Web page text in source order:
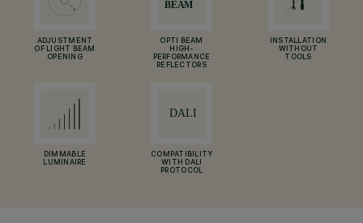
ADJUSTMENT
OF LIGHT BEAM
OPENING
OPTI BEAM
HIGH-
PERFORMANCE
REFLECTORS
INSTALLATION
WITHOUT
TOOLS
DIMMABLE
LUMINAIRE
COMPATIBILITY
WITH DALI
PROTOCOL